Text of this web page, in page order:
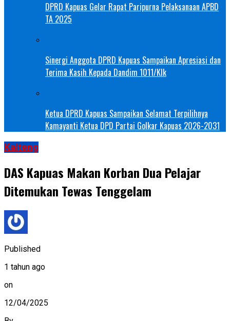
DPRD Kapuas Gelar Rapat Paripurna Pelaksanaan APBD
TA 2025
Sinergi Anggota DPRD Kapuas Sampaikan Apresiasi dan
Terima Kasih Kepada Dandim 1011/Klk
Ketua DPRD Kapuas Sampaikan Selamat Terpilihnya
Kamayanti Ketua DPD Partai Golkar Kapuas 2026-2031
Kalteng
DAS Kapuas Makan Korban Dua Pelajar
Ditemukan Tewas Tenggelam
Published
1 tahun ago
on
12/04/2025